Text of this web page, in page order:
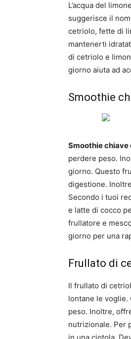
L’acqua del
suggerisce il
cetriolo, fette di
mantenerti
di cetriolo e
giorno aiuta ad
Smoothie
Smoothie
perdere peso.
giorno. Questo
digestione.
Secondo i tuoi
e latte di cocco
frullatore e
giorno per una
Frullato di
Il frullato di
lontane le voglie.
peso. Inoltre,
nutrizionale. Per